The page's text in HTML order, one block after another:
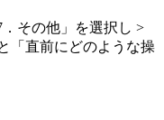
その他」を選択し >
「直前にどのような操